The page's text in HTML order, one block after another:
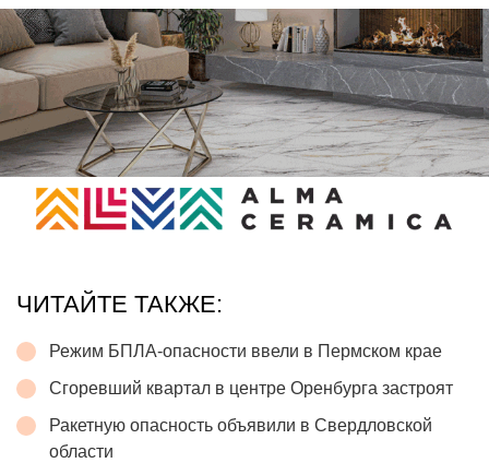
ЧИТАЙТЕ ТАКЖЕ:
Режим БПЛА-опасности ввели в Пермском крае
Сгоревший квартал в центре Оренбурга застроят
Ракетную опасность объявили в Свердловской
области